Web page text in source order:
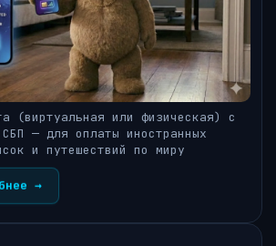
(виртуальная или физическая) с
— для оплаты иностранных
и путешествий по миру
→